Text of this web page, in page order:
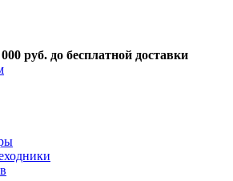
000 руб. до бесплатной доставки